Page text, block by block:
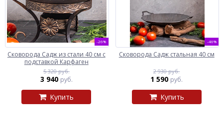
-26%
Сковорода Садж из стали 40 см с
подставкой Карфаген
5 320 руб.
3 940 руб.
Купить
-46%
Сковорода Садж стальная 40 см
2 930 руб.
1 590 руб.
Купить